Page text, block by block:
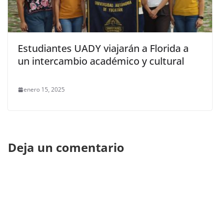
Estudiantes UADY viajarán a Florida a
un intercambio académico y cultural
enero 15, 2025
Deja un comentario